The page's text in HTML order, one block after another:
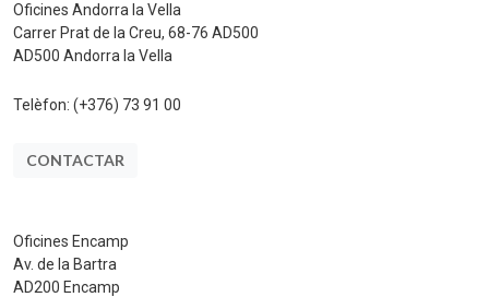
Oficines Andorra la Vella
Carrer Prat de la Creu, 68-76 AD500
AD500 Andorra la Vella
Telèfon: (+376) 73 91 00
CONTACTAR
Oficines Encamp
Av. de la Bartra
AD200 Encamp